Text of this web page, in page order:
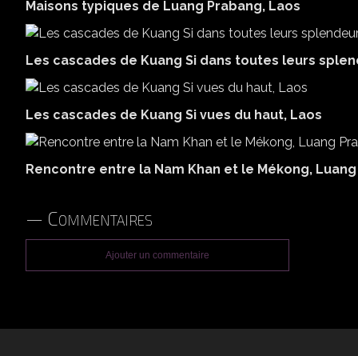
Maisons typiques de Luang Prabang, Laos
Les cascades de Kuang Si dans toutes leurs
Les cascades de Kuang Si vues du haut, Laos
Rencontre entre la Nam Khan et le Mékong,
Commentaires
Ajouter un commentaire